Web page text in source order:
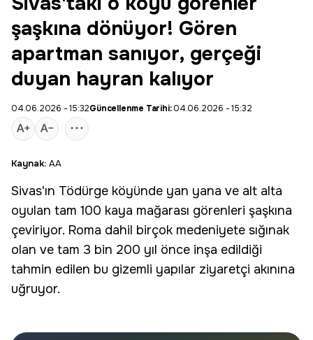
şaşkına dönüyor! Gören
apartman sanıyor, gerçeği
duyan hayran kalıyor
04.06.2026 - 15:32Güncellenme Tarihi:04.06.2026 - 15:32
Kaynak: AA
Sivas'ın Tödürge köyünde yan yana ve alt alta
oyulan tam 100 kaya mağarası görenleri şaşkına
çeviriyor. Roma dahil birçok medeniyete sığınak
olan ve tam 3 bin 200 yıl önce inşa edildiği
tahmin edilen bu gizemli yapılar ziyaretçi akınına
uğruyor.